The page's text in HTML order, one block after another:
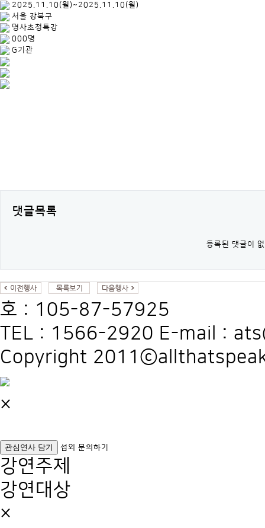
2025.11.10(월)~2025.11.10(월)
서울 강북구
명사초청특강
000명
G기관
댓글목록
등록된 댓글이
호 : 105-87-57925
TEL : 1566-2920 E-mail :
Copyright
×
관심연사 담기 섭외 문의하기
강연주제
강연대상
×